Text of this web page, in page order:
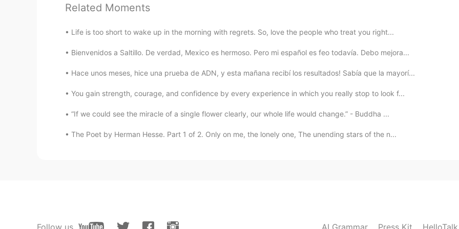
ese poema es uno de sus obras más populares :)
Pilar Samper 2021.01.06 13:37
Bolero de Julio Cortázar
EN ES
@Olga אולגה muy hermoso gracias Olga!
Related Moments
Life is too short to wake up in the morning with regrets. So, love the people who treat you right...
Bienvenidos a Saltillo. De verdad, Mexico es hermoso. Pero mi español es feo todavía. Debo mejora...
Hace unos meses, hice una prueba de ADN, y esta mañana recibí los resultados! Sabía que la mayorí...
You gain strength, courage, and confidence by every experience in which you really stop to look f...
“If we could see the miracle of a single flower clearly, our whole life would change.” - Buddha ...
The Poet by Herman Hesse. Part 1 of 2. Only on me, the lonely one, The unending stars of the n...
Follow us AI Grammar Press Kit